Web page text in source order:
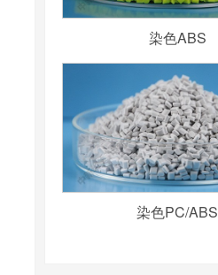
染色ABS
染色PC/ABS